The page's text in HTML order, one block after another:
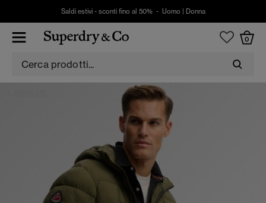
Saldi estivi - sconti fino al 50% - Uomo Donna
0